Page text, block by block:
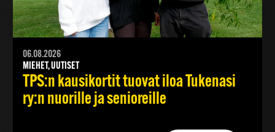
06.08.2026
MIEHET, UUTISET
TPS:n kausikortit tuovat iloa Tukenasi
ry:n nuorille ja senioreille